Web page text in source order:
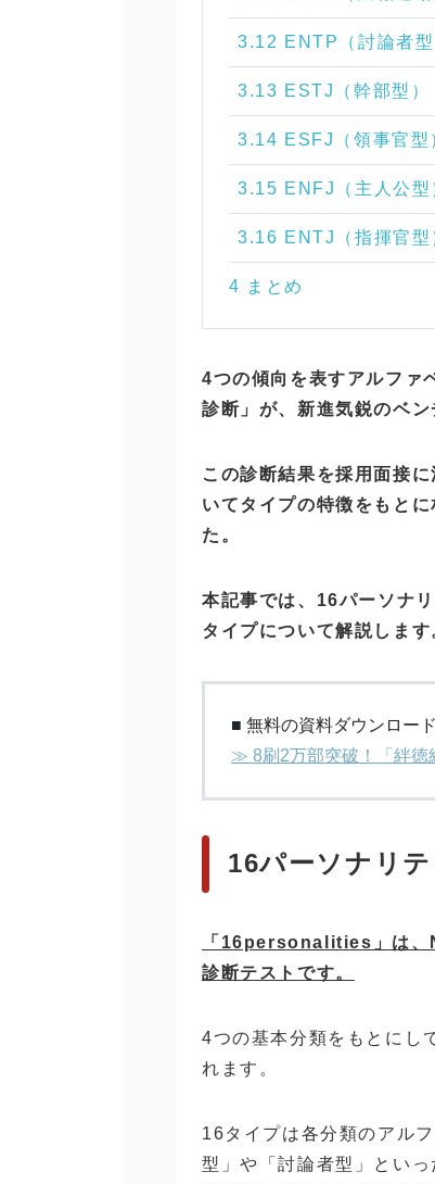
3.12 ENTP（討論者型
3.13 ESTJ（幹部型）
3.14 ESFJ（領事官型
3.15 ENFJ（主人公型
3.16 ENTJ（指揮官型
4 まとめ
4つの傾向を表すアルファ
診断」が、新進気鋭のベ
この診断結果を採用面接
いてタイプの特徴をもと
た。
本記事では、16パーソナ
タイプについて解説します
■ 無料の資料ダウンロー
≫ 8刷2万部突破！「絆徳
16パーソナリ
「16personalities」は
診断テストです。
4つの基本分類をもとにし
れます。
16タイプは各分類のアル
型」や「討論者型」とい